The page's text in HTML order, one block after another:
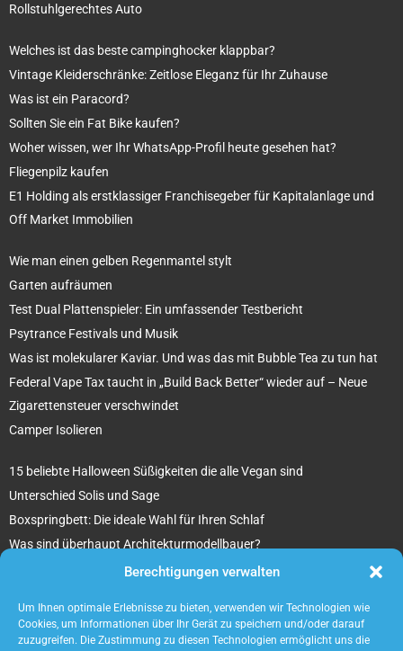
Berechtigungen verwalten
Um Ihnen optimale Erlebnisse zu bieten, verwenden wir Technologien wie
Cookies, um Informationen über Ihr Gerät zu speichern und/oder darauf
zuzugreifen. Die Zustimmung zu diesen Technologien ermöglicht uns die
Rollstuhlgerechtes Auto
Welches ist das beste campinghocker klappbar?
Vintage Kleiderschränke: Zeitlose Eleganz für Ihr Zuhause
Was ist ein Paracord?
Sollten Sie ein Fat Bike kaufen?
Woher wissen, wer Ihr WhatsApp-Profil heute gesehen hat?
Fliegenpilz kaufen
E1 Holding als erstklassiger Franchisegeber für Kapitalanlage und
Off Market Immobilien
Wie man einen gelben Regenmantel stylt
Garten aufräumen
Test Dual Plattenspieler: Ein umfassender Testbericht
Psytrance Festivals und Musik
Was ist molekularer Kaviar. Und was das mit Bubble Tea zu tun hat
Federal Vape Tax taucht in „Build Back Better“ wieder auf – Neue
Zigarettensteuer verschwindet
Camper Isolieren
15 beliebte Halloween Süßigkeiten die alle Vegan sind
Unterschied Solis und Sage
Boxspringbett: Die ideale Wahl für Ihren Schlaf
Was sind überhaupt Architekturmodellbauer?
Tipps für Ihr beton ciré Badezimmer